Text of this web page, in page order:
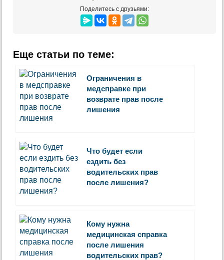
Поделитесь с друзьями:
Еще статьи по теме:
Ограничения в
медсправке при
возврате прав после
лишения
Что будет если
ездить без
водительских прав
после лишения?
Кому нужна
медицинская справка
после лишения
водительских прав?